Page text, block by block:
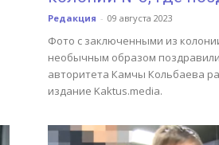
Редакция - 09 августа 2023
Фото с заключенными из
необычным образом
авторитета Камчы Кольбаева
издание Kaktus.media.